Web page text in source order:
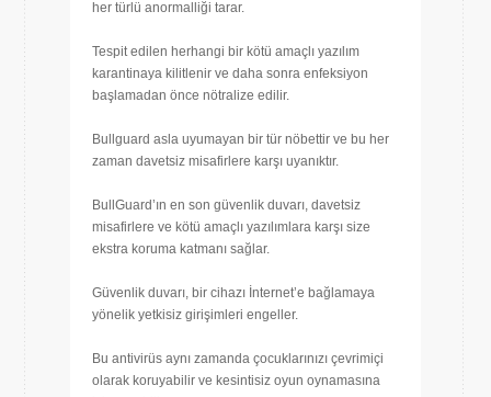
her türlü anormalliği tarar.
Tespit edilen herhangi bir kötü amaçlı yazılım
karantinaya kilitlenir ve daha sonra enfeksiyon
başlamadan önce nötralize edilir.
Bullguard asla uyumayan bir tür nöbettir ve bu her
zaman davetsiz misafirlere karşı uyanıktır.
BullGuard’ın en son güvenlik duvarı, davetsiz
misafirlere ve kötü amaçlı yazılımlara karşı size
ekstra koruma katmanı sağlar.
Güvenlik duvarı, bir cihazı İnternet’e bağlamaya
yönelik yetkisiz girişimleri engeller.
Bu antivirüs aynı zamanda çocuklarınızı çevrimiçi
olarak koruyabilir ve kesintisiz oyun oynamasına